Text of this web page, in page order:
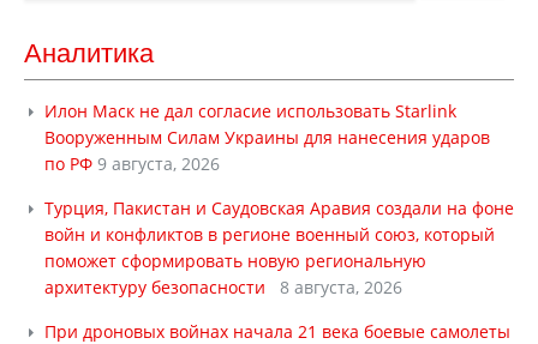
Аналитика
Илон Маск не дал согласие использовать Starlink
Вооруженным Силам Украины для нанесения ударов
по РФ 9 августа, 2026
Турция, Пакистан и Саудовская Аравия создали на фоне
войн и конфликтов в регионе военный союз, который
поможет сформировать новую региональную
архитектуру безопасности
8 августа, 2026
При дроновых войнах начала 21 века боевые самолеты